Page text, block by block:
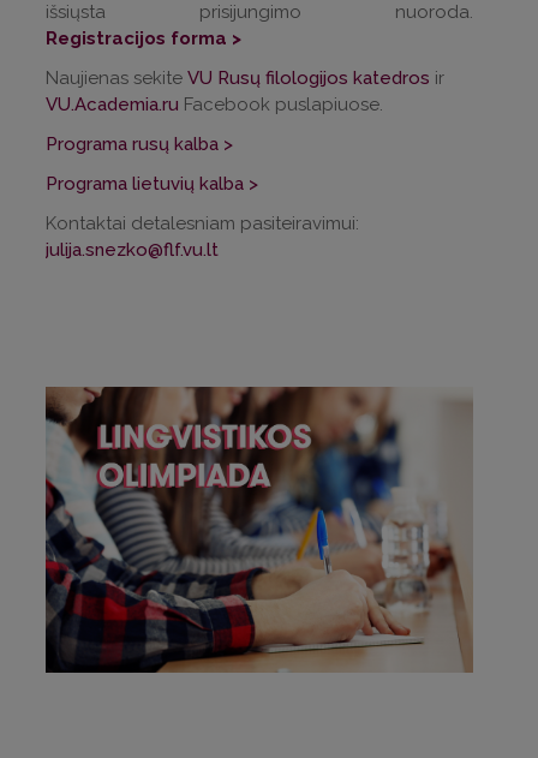
išsiųsta prisijungimo nuoroda.
Registracijos forma >
Naujienas sekite VU Rusų filologijos katedros ir
VU.Academia.ru Facebook puslapiuose.
Programa rusų kalba >
Programa lietuvių kalba >
Kontaktai detalesniam pasiteiravimui:
julija.snezko@flf.vu.lt